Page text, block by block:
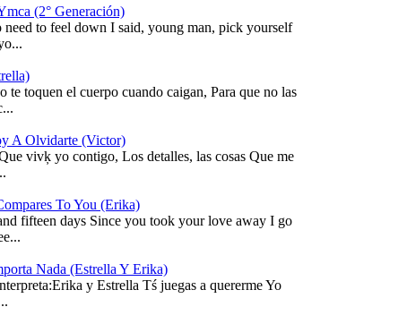
(2° Generación)
need to feel down I said, young man, pick yourself
te toquen el cuerpo cuando caigan, Para que no las
A Olvidarte (Victor)
vivķ yo contigo, Los detalles, las cosas Que me
To You (Erika)
fifteen days Since you took your love away I go
Nada (Estrella Y Erika)
y Estrella Tś juegas a quererme Yo